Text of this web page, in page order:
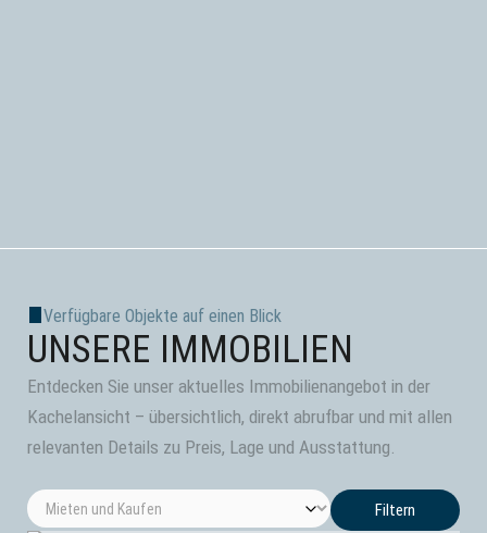
Verfügbare Objekte auf einen Blick
UNSERE IMMOBILIEN
Entdecken Sie unser aktuelles Immobilienangebot in der
Kachelansicht – übersichtlich, direkt abrufbar und mit allen
relevanten Details zu Preis, Lage und Ausstattung.
Filtern